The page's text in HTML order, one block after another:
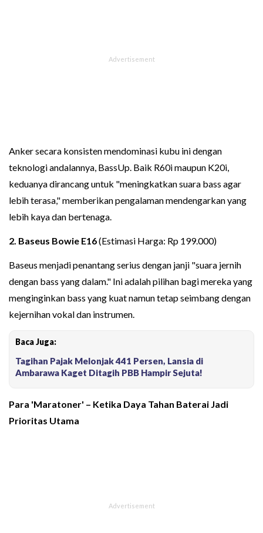
Anker secara konsisten mendominasi kubu ini dengan
teknologi andalannya, BassUp. Baik R60i maupun K20i,
keduanya dirancang untuk "meningkatkan suara bass agar
lebih terasa," memberikan pengalaman mendengarkan yang
lebih kaya dan bertenaga.
2. Baseus Bowie E16(Estimasi Harga: Rp 199.000)
Baseus menjadi penantang serius dengan janji "suara jernih
dengan bass yang dalam." Ini adalah pilihan bagi mereka yang
menginginkan bass yang kuat namun tetap seimbang dengan
kejernihan vokal dan instrumen.
Baca Juga:
Tagihan Pajak Melonjak 441 Persen, Lansia di
Ambarawa Kaget Ditagih PBB Hampir Sejuta!
Para 'Maratoner' – Ketika Daya Tahan Baterai Jadi
Prioritas Utama